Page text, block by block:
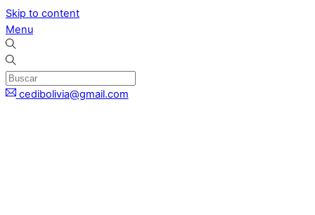
Skip to content
Menu
cedibolivia@gmail.com